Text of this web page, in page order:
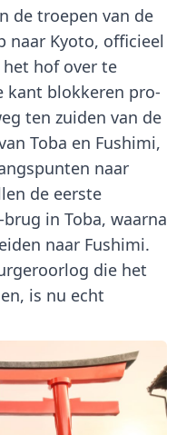
de troepen van de
naar Kyoto, officieel
hof over te
kant blokkeren pro-
ten zuiden van de
Toba en Fushimi,
naar
de eerste
in Toba, waarna
naar Fushimi.
die het
is nu echt